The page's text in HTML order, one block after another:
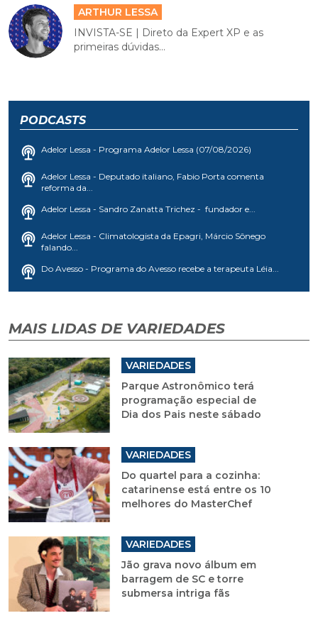
ARTHUR LESSA
INVISTA-SE | Direto da Expert XP e as
primeiras dúvidas...
PODCASTS
Adelor Lessa - Programa Adelor Lessa (07/08/2026)
Adelor Lessa - Deputado italiano, Fabio Porta comenta
reforma da...
Adelor Lessa - Sandro Zanatta Trichez - fundador e...
Adelor Lessa - Climatologista da Epagri, Márcio Sônego
falando...
Do Avesso - Programa do Avesso recebe a terapeuta Léia...
MAIS LIDAS DE VARIEDADES
VARIEDADES
Parque Astronômico terá
programação especial de
Dia dos Pais neste sábado
VARIEDADES
Do quartel para a cozinha:
catarinense está entre os 10
melhores do MasterChef
VARIEDADES
Jão grava novo álbum em
barragem de SC e torre
submersa intriga fãs